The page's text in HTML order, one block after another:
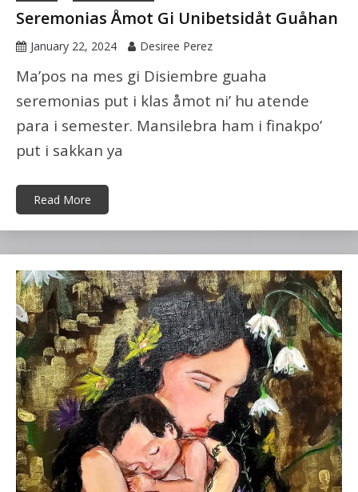
Seremonias Åmot Gi Unibetsidåt Guåhan
January 22, 2024 Desiree Perez
Ma’pos na mes gi Disiembre guaha
seremonias put i klas åmot ni’ hu atende
para i semester. Mansilebra ham i finakpo’
put i sakkan ya
Read More